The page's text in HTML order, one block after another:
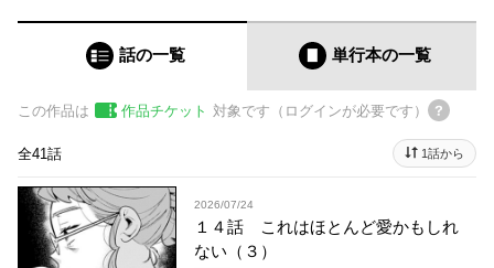
話の一覧 単行本の一覧
この作品は 作品チケット 対象です（ログインが必要です）
全41話 1話から
2026/07/24
１４話 これはほとんど愛かもしれ
ない（３）